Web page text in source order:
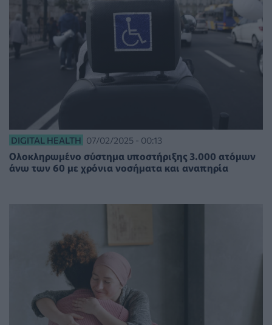
DIGITAL HEALTH 07/02/2025 - 00:13
Ολοκληρωμένο σύστημα υποστήριξης 3.000 ατόμων
άνω των 60 με χρόνια νοσήματα και αναπηρία